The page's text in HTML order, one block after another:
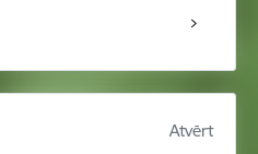
Atvērt